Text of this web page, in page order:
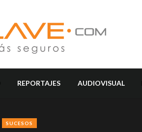
REPORTAJES AUDIOVISUAL
SUCESOS